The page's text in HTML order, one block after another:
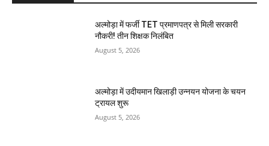
अल्मोड़ा में फर्जी TET प्रमाणपत्र से मिली सरकारी
नौकरी! तीन शिक्षक निलंबित
August 5, 2026
अल्मोड़ा में उदीयमान खिलाड़ी उन्नयन योजना के चयन
ट्रायल शुरू
August 5, 2026